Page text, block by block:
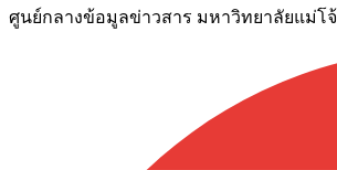
ศูนย์กลางข้อมูลข่าวสาร มหาวิทยาลัยแม่โจ้